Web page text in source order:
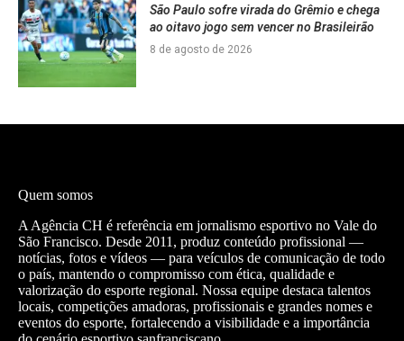
São Paulo sofre virada do Grêmio e chega
ao oitavo jogo sem vencer no Brasileirão
8 de agosto de 2026
Quem somos
A Agência CH é referência em jornalismo esportivo no Vale do
São Francisco. Desde 2011, produz conteúdo profissional —
notícias, fotos e vídeos — para veículos de comunicação de todo
o país, mantendo o compromisso com ética, qualidade e
valorização do esporte regional. Nossa equipe destaca talentos
locais, competições amadoras, profissionais e grandes nomes e
eventos do esporte, fortalecendo a visibilidade e a importância